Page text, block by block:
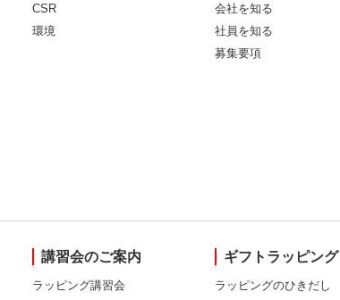
CSR
環境
会社を知る
社員を知る
募集要項
講習会のご案内
ラッピング講習会
ギフトラッピング
ラッピングのひきだし